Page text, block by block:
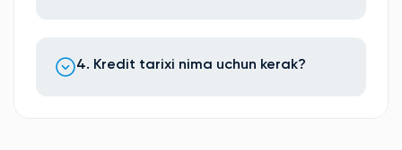
4. Kredit tarixi nima uchun kerak?